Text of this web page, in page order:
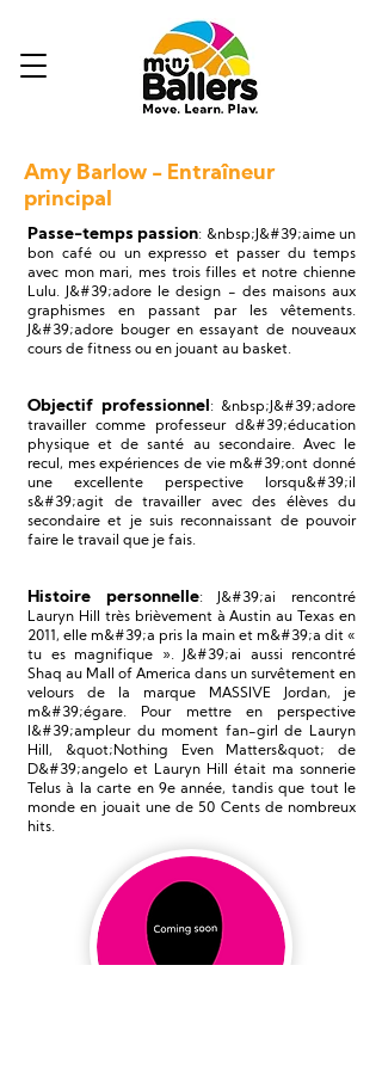
Amy Barlow - Entraîneur
principal
Passe-temps passion: &nbsp;J&#39;aime un
bon café ou un expresso et passer du temps
avec mon mari, mes trois filles et notre chienne
Lulu. J&#39;adore le design - des maisons aux
graphismes en passant par les vêtements.
J&#39;adore bouger en essayant de nouveaux
cours de fitness ou en jouant au basket.
Objectif professionnel: &nbsp;J&#39;adore
travailler comme professeur d&#39;éducation
physique et de santé au secondaire. Avec le
recul, mes expériences de vie m&#39;ont donné
une excellente perspective lorsqu&#39;il
s&#39;agit de travailler avec des élèves du
secondaire et je suis reconnaissant de pouvoir
faire le travail que je fais.
Histoire personnelle: J&#39;ai rencontré
Lauryn Hill très brièvement à Austin au Texas en
2011, elle m&#39;a pris la main et m&#39;a dit «
tu es magnifique ». J&#39;ai aussi rencontré
Shaq au Mall of America dans un survêtement en
velours de la marque MASSIVE Jordan, je
m&#39;égare. Pour mettre en perspective
l&#39;ampleur du moment fan-girl de Lauryn
Hill, &quot;Nothing Even Matters&quot; de
D&#39;angelo et Lauryn Hill était ma sonnerie
Telus à la carte en 9e année, tandis que tout le
monde en jouait une de 50 Cents de nombreux
hits.